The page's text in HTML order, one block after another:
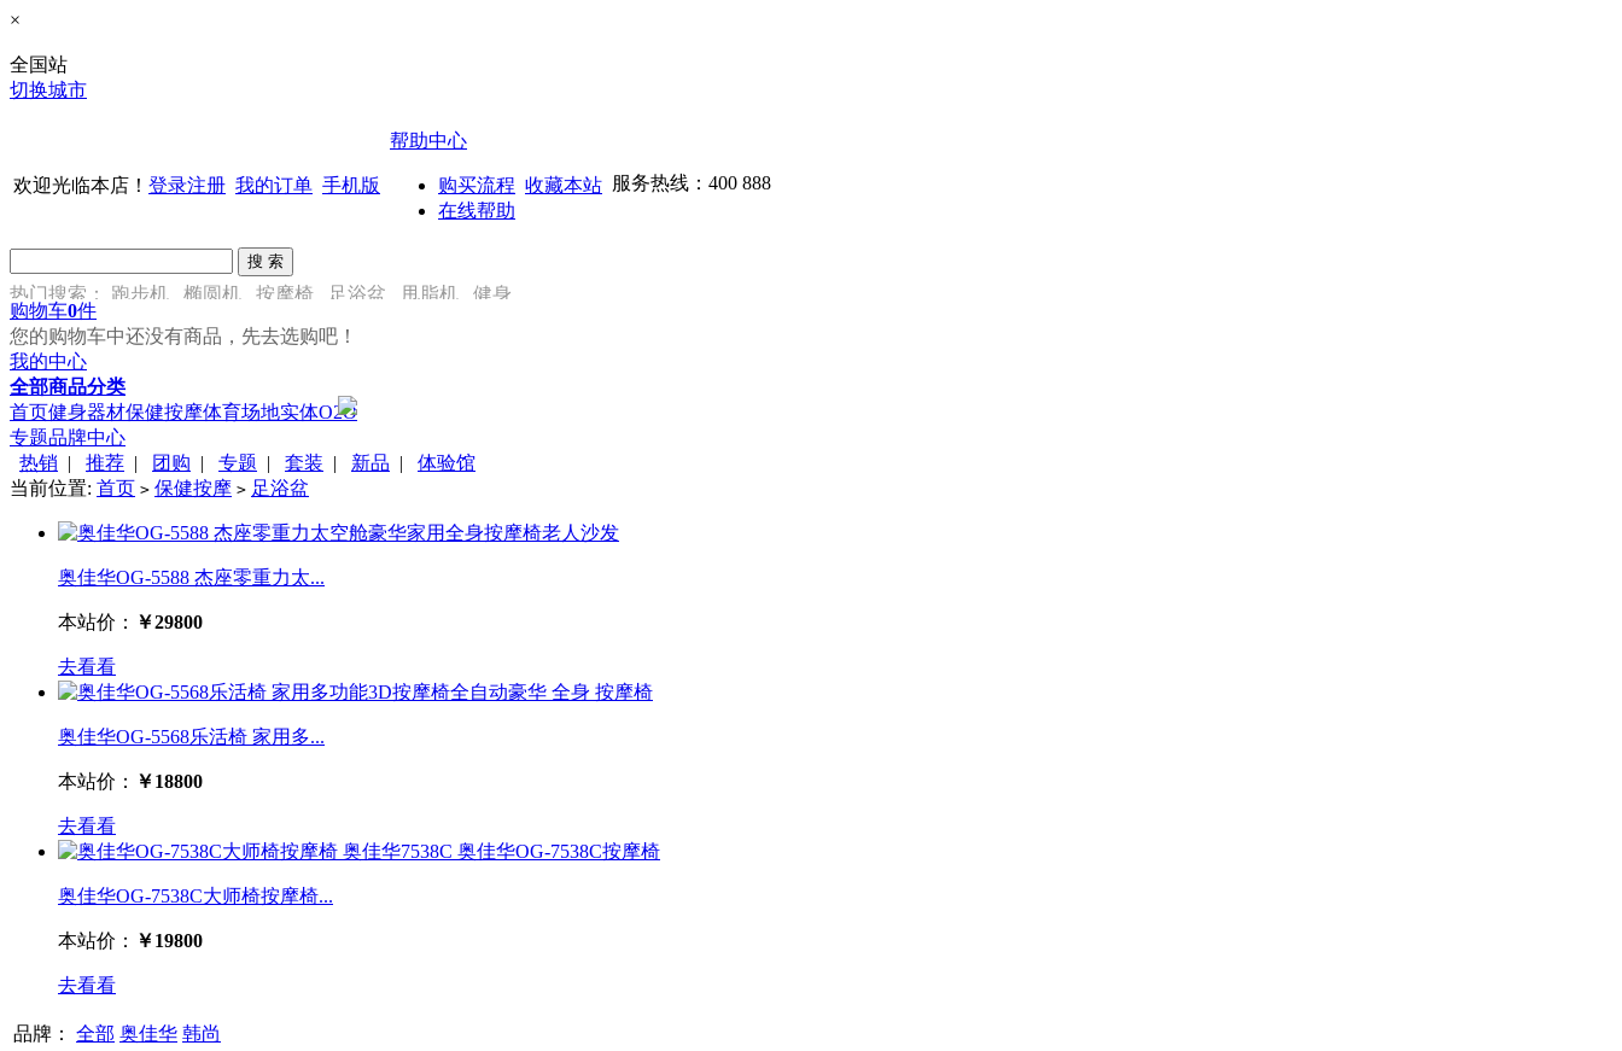
×
全国站
切换城市
欢迎光临本店！ 登录注册 我的订单 手机版
帮助中心
购买流程
在线帮助
收藏本站 服务热线： 400 888
热门搜索： 跑步机 椭圆机 按摩椅 足浴盆 甩脂机
健身
车
购物车0件
您的购物车中还没有商品，先去选购吧！
我的中心
全部商品分类
首页健身器材保健按摩体育场地实体O2O
专题品牌中心
热销 | 推荐 | 团购 | 专题 | 套装 | 新品 | 体验馆
当前位置: 首页 > 保健按摩 > 足浴盆
奥佳华OG-5588 杰座零重力太...
本站价： ￥29800
去看看
奥佳华OG-5568乐活椅 家用多...
本站价： ￥18800
去看看
奥佳华OG-7538C大师椅按摩椅...
本站价： ￥19800
去看看
品牌： 全部 奥佳华 韩尚